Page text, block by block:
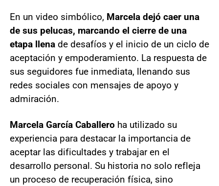
En un video simbólico, Marcela dejó caer una
de sus pelucas, marcando el cierre de una
etapa llena de desafíos y el inicio de un ciclo de
aceptación y empoderamiento. La respuesta de
sus seguidores fue inmediata, llenando sus
redes sociales con mensajes de apoyo y
admiración.
Marcela García Caballero ha utilizado su
experiencia para destacar la importancia de
aceptar las dificultades y trabajar en el
desarrollo personal. Su historia no solo refleja
un proceso de recuperación física, sino